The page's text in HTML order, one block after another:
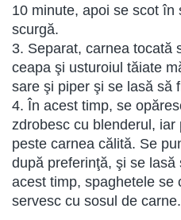
10 minute, apoi se scot în
scurgă.
3. Separat, carnea tocată
ceapa şi usturoiul tăiate
sare şi piper şi se lasă să
4. În acest timp, se
zdrobesc cu blenderul,
peste carnea călită. Se
după preferinţă, şi se lasă
acest timp, spaghetele se
servesc cu sosul de